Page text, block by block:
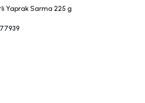
Yaprak Sarma 225 g